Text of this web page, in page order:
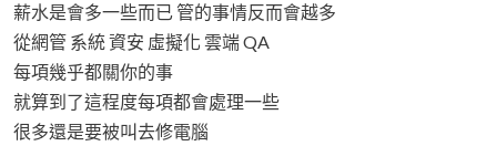
薪水是會多一些而已 管的事情反而會越多
從網管 系統 資安 虛擬化 雲端 QA
每項幾乎都關你的事
就算到了這程度每項都會處理一些
很多還是要被叫去修電腦